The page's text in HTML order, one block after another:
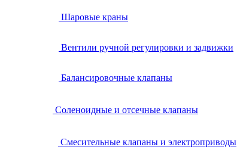
Шаровые краны
Вентили ручной регулировки и задвижки
Балансировочные клапаны
Соленоидные и отсечные клапаны
Смесительные клапаны и электроприводы